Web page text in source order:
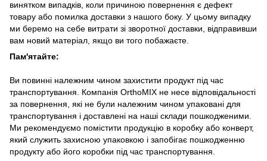
винятком випадків, коли причиною повернення є дефект
товару або помилка доставки з нашого боку. У цьому випадку
ми беремо на себе витрати зі зворотної доставки, відправивши
вам новий матеріал, якщо ви того побажаєте.
Пам'ятайте:
Ви повинні належним чином захистити продукт під час
транспортування. Компанія OrthoMIX не несе відповідальності
за повернення, які не були належним чином упаковані для
транспортування і доставлені на наші склади пошкодженими.
Ми рекомендуємо помістити продукцію в коробку або конверт,
який служить захисною упаковкою і запобігає пошкодженню
продукту або його коробки під час транспортування.